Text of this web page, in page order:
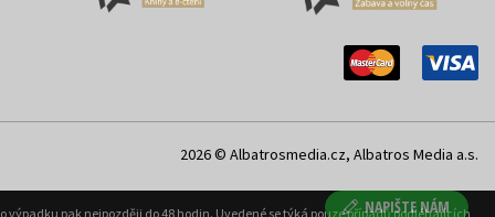
NAPIŠTE NÁM
2026 © Albatrosmedia.cz, Albatros Media a.s.
pak nejpozději do 48 hodin. Uvedené se týká pouze případů podléhajících